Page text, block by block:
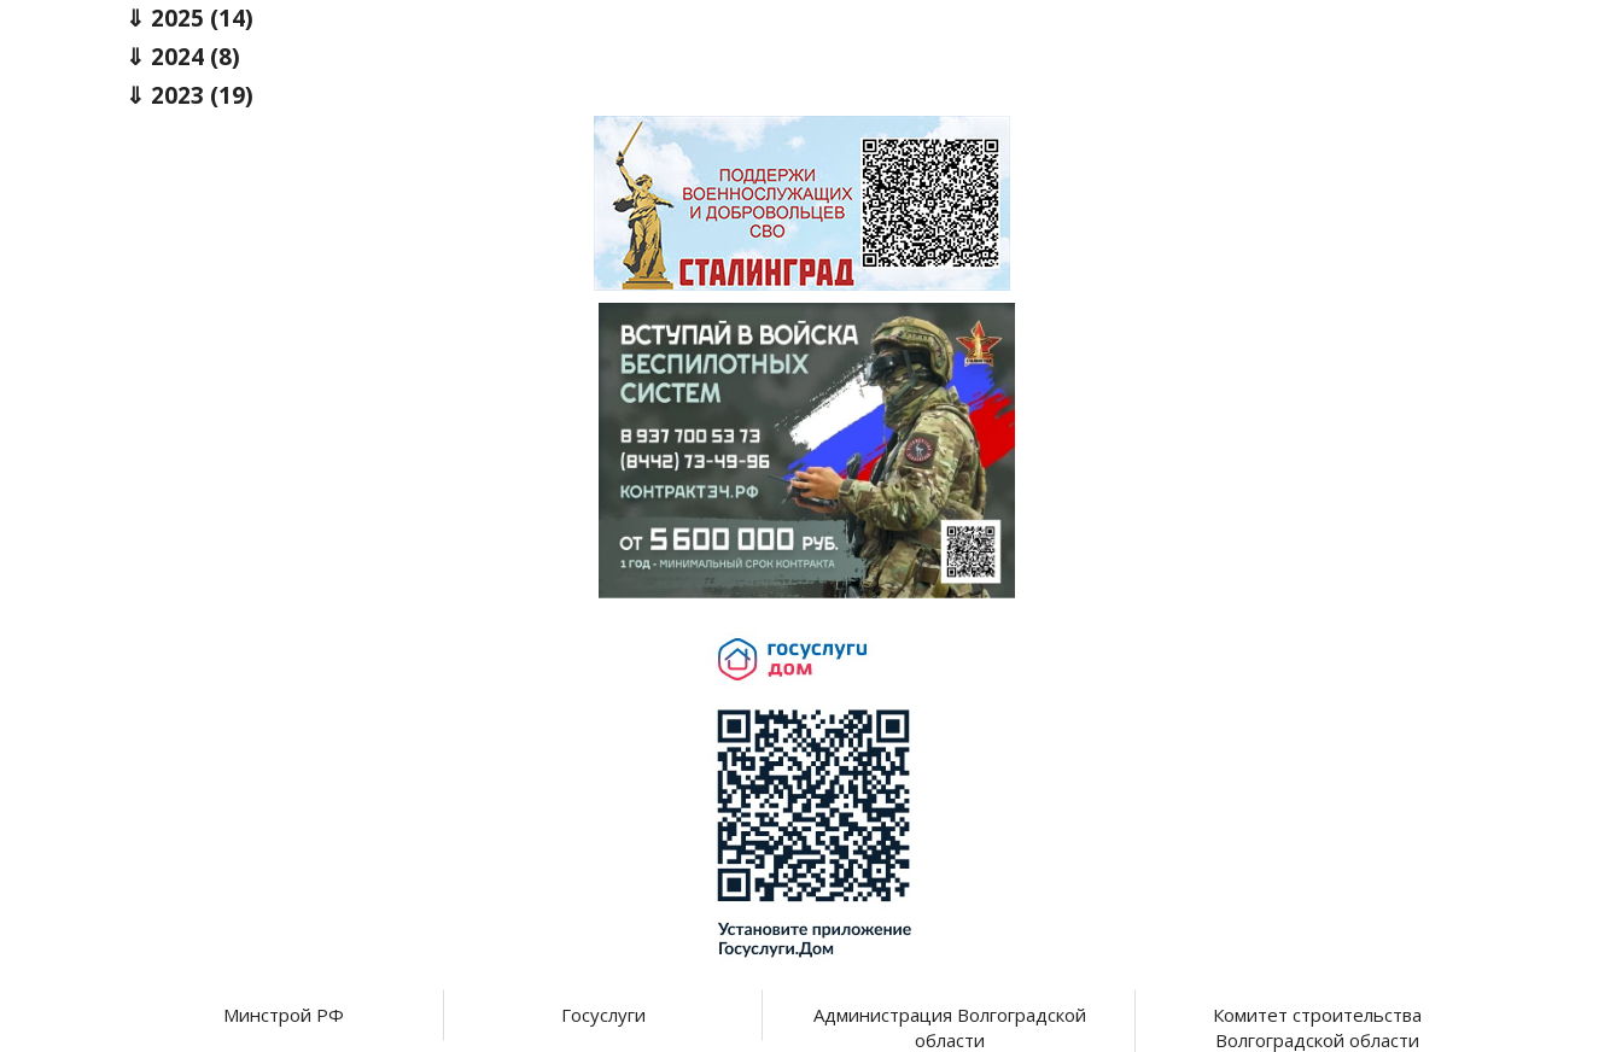
2025 (14)
2024 (8)
2023 (19)
Минстрой РФ Госуслуги
Администрация Волгоградской
области
Комитет строительства
Волгоградской области